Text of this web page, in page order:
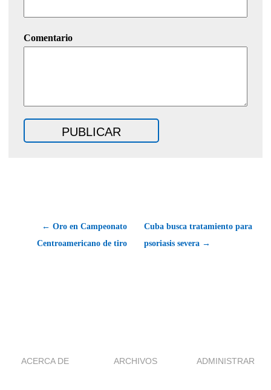
Comentario
← Oro en Campeonato
Centroamericano de tiro
Cuba busca tratamiento para
psoriasis severa →
ACERCA DE ARCHIVOS ADMINISTRAR